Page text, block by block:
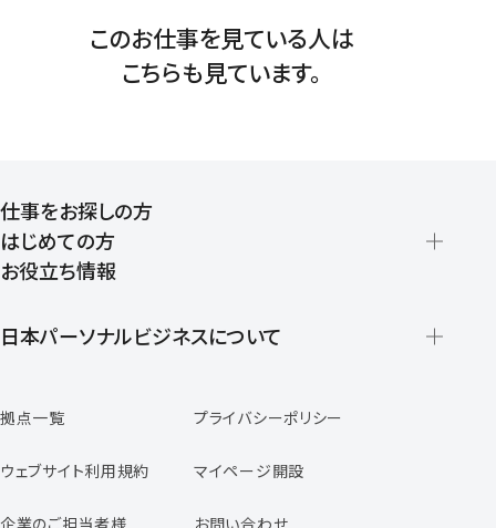
このお仕事を見ている人は
こちらも見ています。
仕事をお探しの方
はじめての方
登録から就業開始までの流れ
お役立ち情報
日本パーソナルビジネスについて
スタッフの声
専任コンサルタントの声
拠点一覧 プライバシーポリシー
ウェブサイト利用規約 マイページ開設
企業のご担当者様 お問い合わせ